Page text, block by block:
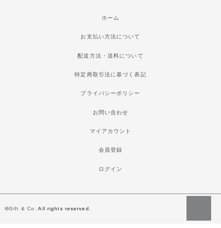
ホーム
お支払い方法について
配送方法・送料について
特定商取引法に基づく表記
プライバシーポリシー
お問い合わせ
マイアカウント
会員登録
ログイン
©Gift & Co. All rights reserved.